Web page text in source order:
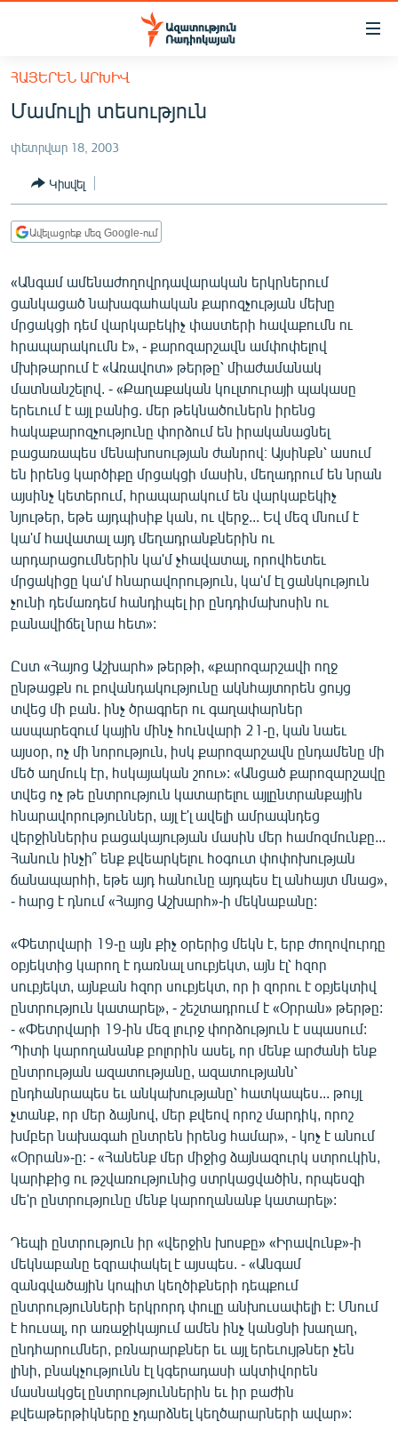
Մատչելիության
հիմնական
բովանդակությանը
հիմնական
մենյուին
Որոնում
ՀԱՅԱՍՏԱՆ
ՔԱՂԱՔԱԿԱՆ
ԸՆՏՐՈՒԹՅՈՒՆՆԵՐ 2026
ԻՐԱՎՈՒՆՔ
ՏՆՏԵՍՈՒԹՅՈՒՆ
ՂԱՐԱԲԱՂ
ՊԱՏԵՐԱԶՄԻ 6 ՇԱԲԱԹՆԵՐԸ
ՏԱՐԱԾԱՇՐՋԱՆ
ՄԻՋԱԶԳԱՅԻՆ
ՄՇԱԿՈՒՅԹ
ՍՊՈՐՏ
ՄԵԿՆԱԲԱՆՈՒԹՅՈՒՆ
ՏՏ ԵՒ ԻՆՏԵՐՆԵՏ
ԿՈՐՈՆԱՎԻՐՈՒՍ
ԱՐԽԻՎ
ՏԵՍԱՆՅՈՒԹԵՐ
ԲԱՆԱՎԵՃ
ՁԳՏԵԼՈՎ ԼԱՎԱԳՈՒՅՆԻՆ
ՓՈԴՔԱՍԹ
Հայերեն
English
Русский
ՀԵՏԵՎԵՔ ՄԵԶ
«Ազատության» բոլոր կայքերը
ՀԱՅԵՐԵՆ ԱՐԽԻՎ
Մամուլի տեսություն
փետրվար 18, 2003
Կիսվել
Ավելացրեք մեզ Google-ում
«Անգամ ամենաժողովրդավարական երկրներում
ցանկացած նախագահական քարոզչության մեխը
մրցակցի դեմ վարկաբեկիչ փաստերի հավաքումն ու
հրապարակումն է», - քարոզարշավն ամփոփելով
մխիթարում է «Առավոտ» թերթը՝ միաժամանակ
մատնանշելով. - «Քաղաքական կուլտուրայի պակասը
երեւում է այլ բանից. մեր թեկնածուներն իրենց
հակաքարոզչությունը փորձում են իրականացնել
բացառապես մենախոսության ժանրով։ Այսինքն՝ ասում
են իրենց կարծիքը մրցակցի մասին, մեղադրում են նրան
այսինչ կետերում, հրապարակում են վարկաբեկիչ
նյութեր, եթե այդպիսիք կան, ու վերջ... Եվ մեզ մնում է
կա'մ հավատալ այդ մեղադրանքներին ու
արդարացումներին կա'մ չհավատալ, որովհետեւ
մրցակիցը կա'մ հնարավորություն, կա'մ էլ ցանկություն
չունի դեմառդեմ հանդիպել իր ընդդիմախոսին ու
բանավիճել նրա հետ»:
Ըստ «Հայոց Աշխարհ» թերթի, «քարոզարշավի ողջ
ընթացքն ու բովանդակությունը ակնհայտորեն ցույց
տվեց մի բան. ինչ ծրագրեր ու գաղափարներ
ասպարեզում կային մինչ հունվարի 21-ը, կան նաեւ
այսօր, ոչ մի նորություն, իսկ քարոզարշավն ընդամենը մի
մեծ աղմուկ էր, հսկայական շոու»: «Անցած քարոզարշավը
տվեց ոչ թե ընտրություն կատարելու այլընտրանքային
հնարավորություններ, այլ է'լ ավելի ամրապնդեց
վերջիններիս բացակայության մասին մեր համոզմունքը...
Հանուն ինչի՞ ենք քվեարկելու հօգուտ փոփոխության
ճանապարհի, եթե այդ հանունը այդպես էլ անհայտ մնաց»,
- հարց է դնում «Հայոց Աշխարհ»-ի մեկնաբանը:
«Փետրվարի 19-ը այն քիչ օրերից մեկն է, երբ ժողովուրդը
օբյեկտից կարող է դառնալ սուբյեկտ, այն էլ՝ հզոր
սուբյեկտ, այնքան հզոր սուբյեկտ, որ ի զորու է օբյեկտիվ
ընտրություն կատարել», - շեշտադրում է «Օրրան» թերթը:
- «Փետրվարի 19-ին մեզ լուրջ փորձություն է սպասում:
Պիտի կարողանանք բոլորին ասել, որ մենք արժանի ենք
ընտրության ազատությանը, ազատությանն՝
ընդհանրապես եւ անկախությանը՝ հատկապես... թույլ
չտանք, որ մեր ձայնով, մեր քվեով որոշ մարդիկ, որոշ
խմբեր նախագահ ընտրեն իրենց համար», - կոչ է անում
«Օրրան»-ը: - «Հանենք մեր միջից ձայնազուրկ ստրուկին,
կարիքից ու թշվառությունից ստրկացվածին, որպեսզի
մե'ր ընտրությունը մենք կարողանանք կատարել»:
Դեպի ընտրություն իր «վերջին խոսքը» «Իրավունք»-ի
մեկնաբանը եզրափակել է այսպես. - «Անգամ
զանգվածային կոպիտ կեղծիքների դեպքում
ընտրությունների երկրորդ փուլը անխուսափելի է: Մնում
է հուսալ, որ առաջիկայում ամեն ինչ կանցնի խաղաղ,
ընդհարումներ, բռնարարքներ եւ այլ երեւույթներ չեն
լինի, բնակչությունն էլ կգերադասի ակտիվորեն
մասնակցել ընտրություններին եւ իր բաժին
քվեաթերթիկները չդարձնել կեղծարարների ավար»: